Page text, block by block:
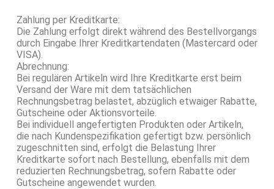
Zahlung per Kreditkarte:
Die Zahlung erfolgt direkt während des Bestellvorgangs
durch Eingabe Ihrer Kreditkartendaten (Mastercard oder
VISA).
Abrechnung:
Bei regulären Artikeln wird Ihre Kreditkarte erst beim
Versand der Ware mit dem tatsächlichen
Rechnungsbetrag belastet, abzüglich etwaiger Rabatte,
Gutscheine oder Aktionsvorteile.
Bei individuell angefertigten Produkten oder Artikeln,
die nach Kundenspezifikation gefertigt bzw. persönlich
zugeschnitten sind, erfolgt die Belastung Ihrer
Kreditkarte sofort nach Bestellung, ebenfalls mit dem
reduzierten Rechnungsbetrag, sofern Rabatte oder
Gutscheine angewendet wurden.